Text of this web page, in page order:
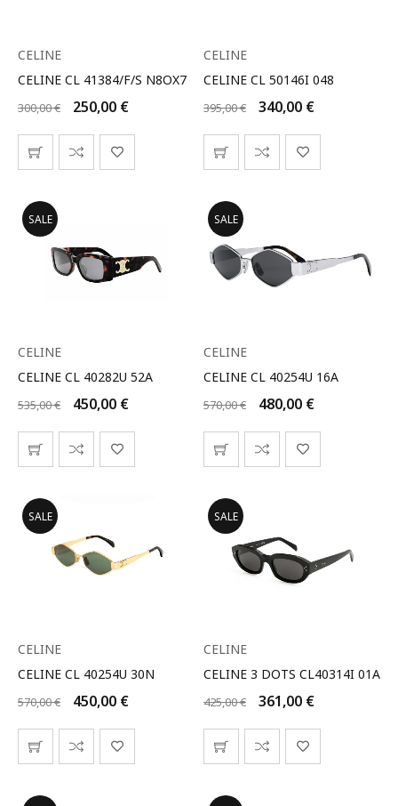
CELINE
CELINE CL 41384/F/S N8OX7
300,00€ 250,00 €
CELINE
CELINE CL 50146I 048
395,00€ 340,00 €
SALE
CELINE
CELINE CL 40282U 52A
535,00€ 450,00 €
SALE
CELINE
CELINE CL 40254U 16A
570,00€ 480,00 €
SALE
CELINE
CELINE CL 40254U 30N
570,00€ 450,00 €
SALE
CELINE
CELINE 3 DOTS CL40314I 01A
425,00€ 361,00 €